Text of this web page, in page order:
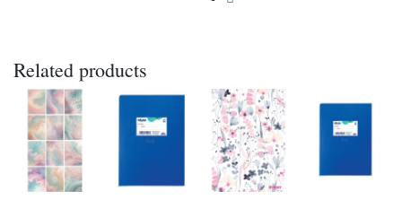
Related products